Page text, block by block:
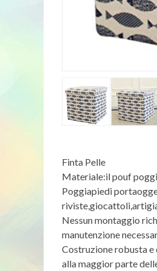
Finta Pelle
Materiale:il pouf
Poggiapiedi
Nessun montaggio
manutenzione
Costruzione robusta
alla maggior parte